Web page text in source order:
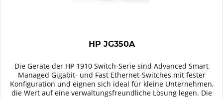
HP JG350A
Die Geräte der HP 1910 Switch-Serie sind Advanced Smart
Managed Gigabit- und Fast Ethernet-Switches mit fester
Konfiguration und eignen sich ideal für kleine Unternehmen,
die Wert auf eine verwaltungsfreundliche Lösung legen. Die